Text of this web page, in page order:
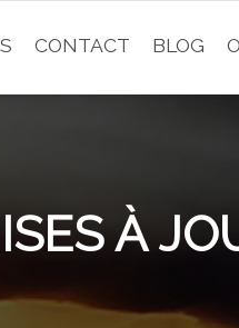
CONTACT BLOG
À